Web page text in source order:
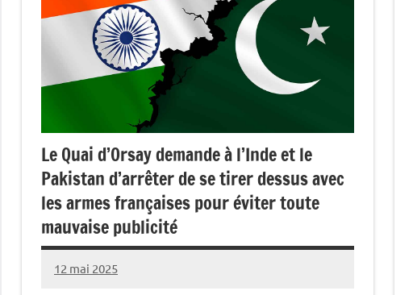
Le Quai d’Orsay demande à l’Inde et le
Pakistan d’arrêter de se tirer dessus avec
les armes françaises pour éviter toute
mauvaise publicité
12 mai 2025
Caporal
1